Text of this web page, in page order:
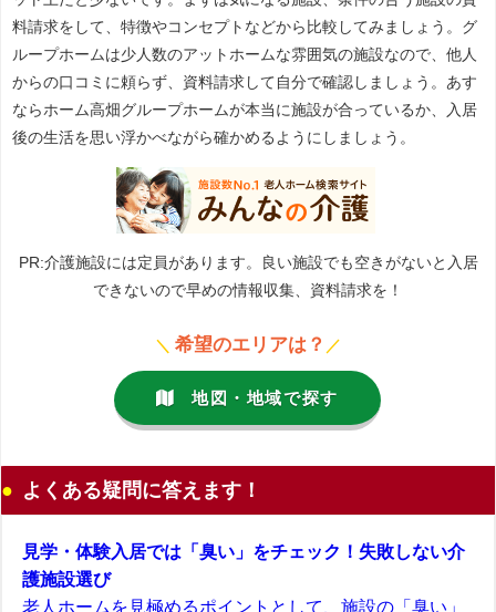
料請求をして、特徴やコンセプトなどから比較してみましょう。グ
ループホームは少人数のアットホームな雰囲気の施設なので、他人
からの口コミに頼らず、資料請求して自分で確認しましょう。あす
ならホーム高畑グループホームが本当に施設が合っているか、入居
後の生活を思い浮かべながら確かめるようにしましょう。
PR:介護施設には定員があります。良い施設でも空きがないと入居
できないので早めの情報収集、資料請求を！
＼ 希望のエリアは？ ／
地図・地域で探す
よくある疑問に答えます！
見学・体験入居では「臭い」をチェック！失敗しない介
護施設選び
老人ホームを見極めるポイントとして、施設の「臭い」